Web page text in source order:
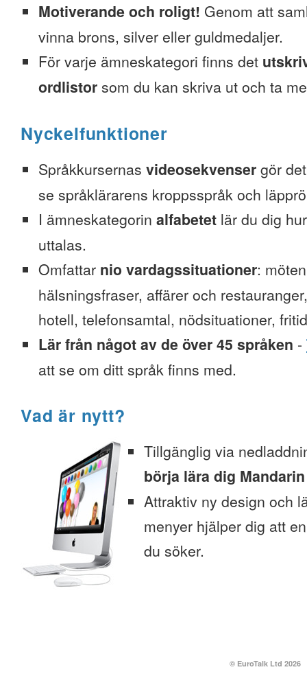
Motiverande och roligt! Genom att
vinna brons, silver eller guldmedaljer.
För varje ämneskategori finns det
ordlistor som du kan skriva ut och ta
Nyckelfunktioner
Språkkursernas videosekvenser gör
se språklärarens kroppsspråk och
I ämneskategorin alfabetet lär du dig
uttalas.
Omfattar nio vardagssituationer:
hälsningsfraser, affärer och
hotell, telefonsamtal, nödsituationer,
Lär från något av de över 45 språken -
att se om ditt språk finns med.
Vad är nytt?
Tillgänglig via
börja lära dig
Attraktiv ny design och
menyer hjälper dig att
du söker.
© EuroTalk Ltd 2026